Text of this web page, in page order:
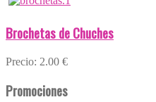
Brochetas de Chuches
Precio: 2.00 €
Promociones